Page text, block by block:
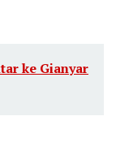
ke Gianyar